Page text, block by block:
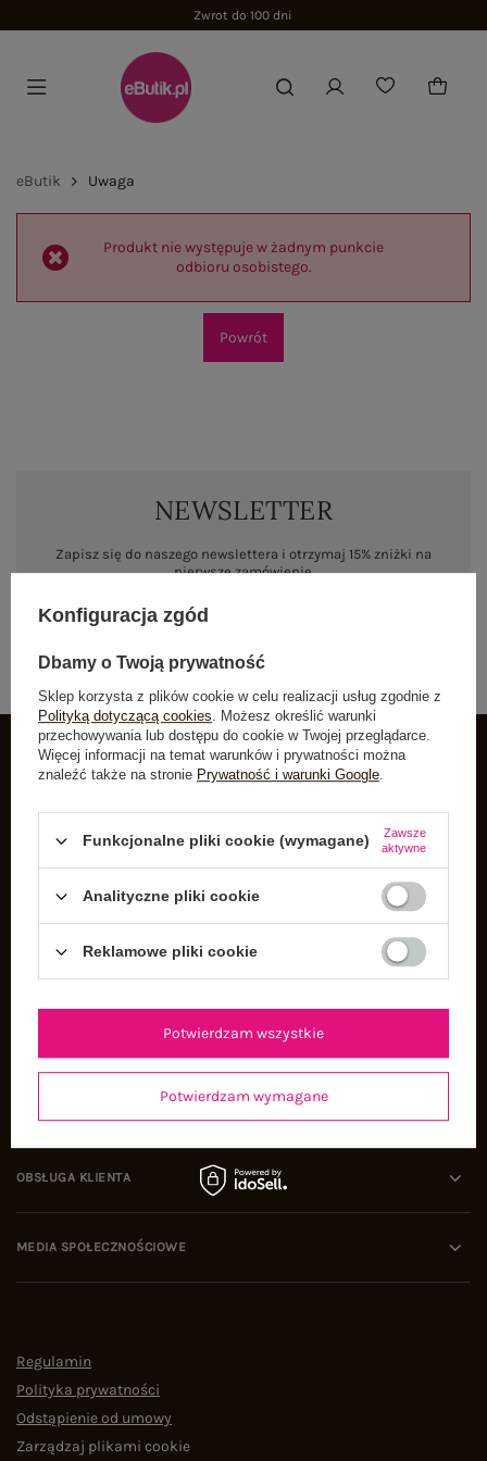
Zwrot do 100 dni
eButik Uwaga
Produkt nie występuje w żadnym punkcie
odbioru osobistego.
Powrót
NEWSLETTER
Zapisz się do naszego newslettera i otrzymaj 15% zniżki na
pierwsze zamówienie
INFORMACJE O BUTIK
Listy zakupowe
Lista zakupionych produktów
Historia transakcji
OBSŁUGA KLIENTA
MEDIA SPOŁECZNOŚCIOWE
Regulamin
Polityka prywatności
Odstąpienie od umowy
Zarządzaj plikami cookie
Konfiguracja zgód
Dbamy o Twoją prywatność
Sklep korzysta z plików cookie w celu realizacji usług zgodnie z
Polityką dotyczącą cookies. Możesz określić warunki
przechowywania lub dostępu do cookie w Twojej przeglądarce.
Więcej informacji na temat warunków i prywatności można
znaleźć także na stronie Prywatność i warunki Google.
Funkcjonalne pliki cookie (wymagane)
Zawsze
aktywne
Analityczne pliki cookie
Reklamowe pliki cookie
Potwierdzam wymagane
Potwierdzam wszystkie